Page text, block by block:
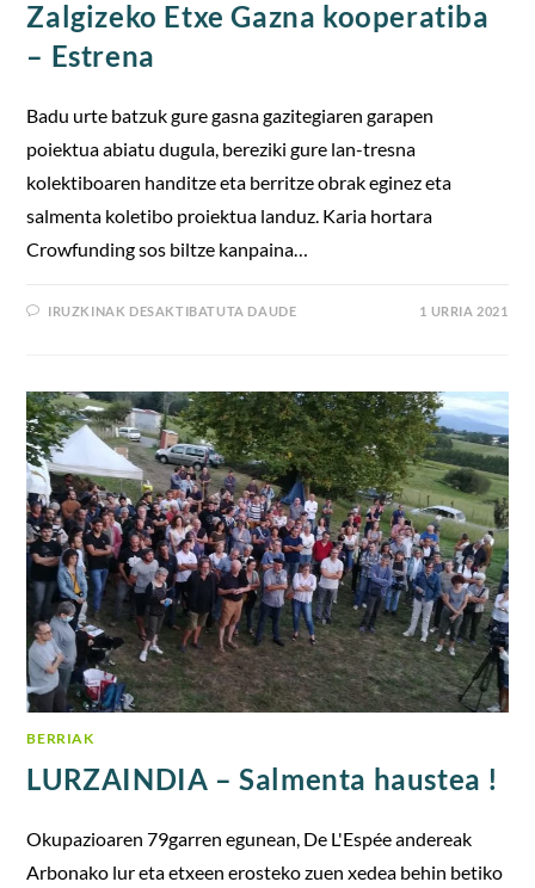
Zalgizeko Etxe Gazna kooperatiba
– Estrena
Badu urte batzuk gure gasna gazitegiaren garapen
poiektua abiatu dugula, bereziki gure lan-tresna
kolektiboaren handitze eta berritze obrak eginez eta
salmenta koletibo proiektua landuz. Karia hortara
Crowfunding sos biltze kanpaina…
IRUZKINAK DESAKTIBATUTA DAUDE 1 URRIA 2021
BERRIAK
LURZAINDIA – Salmenta haustea !
Okupazioaren 79garren egunean, De L'Espée andereak
Arbonako lur eta etxeen erosteko zuen xedea behin betiko